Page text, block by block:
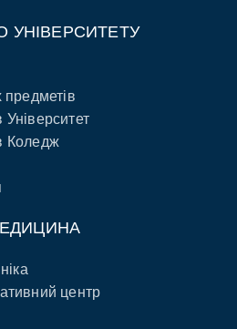
УНІВЕРСИТЕТУ
предметів
Коледж
центр